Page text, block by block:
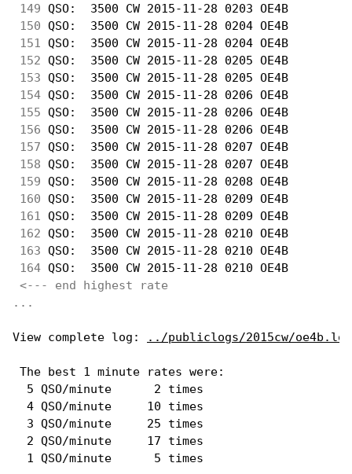
149 QSO:  3500 CW 2015-11-28 0203 OE4B
150 QSO:  3500 CW 2015-11-28 0204 OE4B
151
QSO:  3500 CW 2015-11-28 0204 OE4B
152 QSO:  3500 CW 2015-11-28 0205 OE4B
153 QSO:  3500 CW 2015-11-28 0205 OE4B
154 QSO:  3500 CW 2015-11-28 0206 OE4B
155 QSO:  3500 CW 2015-11-28 0206 OE4B
156 QSO:  3500 CW 2015-11-28 0206 OE4B
157 QSO:  3500 CW 2015-11-28 0207 OE4B
158 QSO:  3500 CW 2015-11-28 0207 OE4B
159 QSO:  3500 CW 2015-11-28 0208 OE4B
160 QSO:  3500 CW 2015-11-28 0209 OE4B
161
QSO:  3500 CW 2015-11-28 0209 OE4B
162 QSO:  3500 CW 2015-11-28 0210 OE4B
163 QSO:  3500 CW 2015-11-28 0210 OE4B
164 QSO:  3500 CW 2015-11-28 0210 OE4B
<--- end highest rate
...
View complete log: ../publiclogs/2015cw/oe4b.log
The best 1 minute rates were:
  5 QSO/minute      2 times
  4 QSO/minute     10 times
  3 QSO/minute     25 times
  2 QSO/minute     17 times